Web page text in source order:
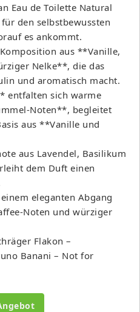
Eau de Toilette Natural
den selbstbewussten
es ankommt.
aus **Vanille,
Nelke**, die das
und aromatisch macht.
entfalten sich warme
Noten**, begleitet
aus **Vanille und
aus Lavendel, Basilikum
dem Duft einen
eleganten Abgang
Noten und würziger
Flakon –
Banani – Not for